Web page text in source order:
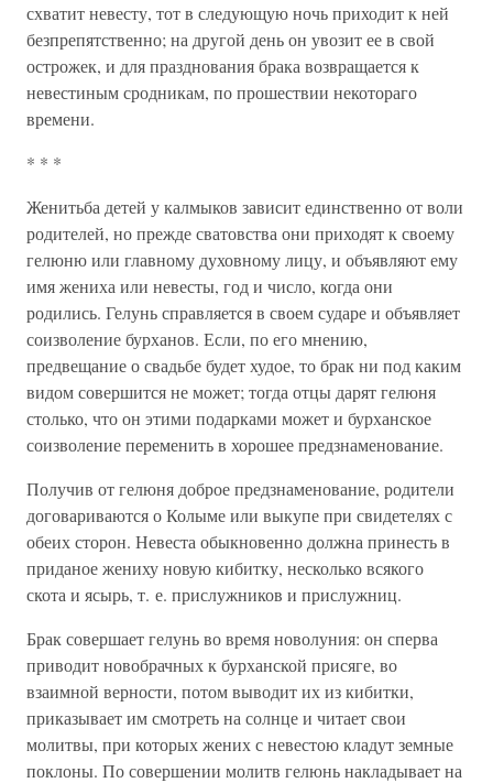
схватит невесту, тот в следующую ночь приходит к ней
безпрепятственно; на другой день он увозит ее в свой
острожек, и для празднования брака возвращается к
невестиным сродникам, по прошествии некотораго
времени.
* * *
Женитьба детей у калмыков зависит единственно от воли
родителей, но прежде сватовства они приходят к своему
гелюню или главному духовному лицу, и объявляют ему
имя жениха или невесты, год и число, когда они
родились. Гелунь справляется в своем сударе и объявляет
соизволение бурханов. Если, по его мнению,
предвещание о свадьбе будет худое, то брак ни под каким
видом совершится не может; тогда отцы дарят гелюня
столько, что он этими подарками может и бурханское
соизволение переменить в хорошее предзнаменование.
Получив от гелюня доброе предзнаменование, родители
договариваются о Колыме или выкупе при свидетелях с
обеих сторон. Невеста обыкновенно должна принесть в
приданое жениху новую кибитку, несколько всякого
скота и ясырь, т. е. прислужников и прислужниц.
Брак совершает гелунь во время новолуния: он сперва
приводит новобрачных к бурханской присяге, во
взаимной верности, потом выводит их из кибитки,
приказывает им смотреть на солнце и читает свои
молитвы, при которых жених с невестою кладут земные
поклоны. По совершении молитв гелюнь накладывает на